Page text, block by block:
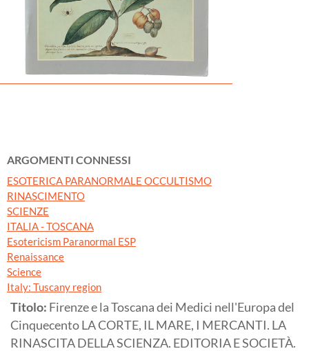
ARGOMENTI CONNESSI
ESOTERICA PARANORMALE OCCULTISMO
RINASCIMENTO
SCIENZE
ITALIA - TOSCANA
Esotericism Paranormal ESP
Renaissance
Science
Italy: Tuscany region
Titolo: Firenze e la Toscana dei Medici nell'Europa del
Cinquecento LA CORTE, IL MARE, I MERCANTI. LA
RINASCITA DELLA SCIENZA. EDITORIA E SOCIETÀ.